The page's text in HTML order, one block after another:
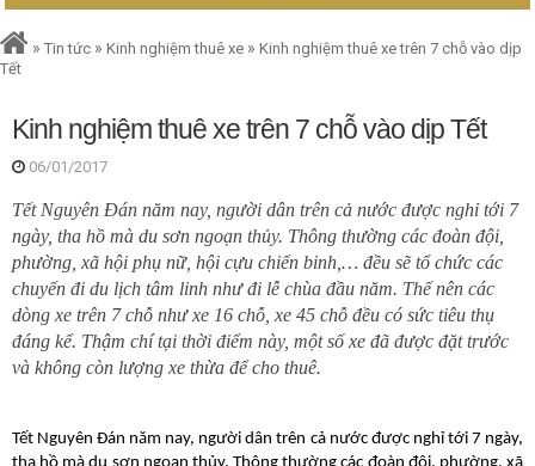
» Tin tức » Kinh nghiệm thuê xe » Kinh nghiệm thuê xe trên 7 chỗ vào dịp
Tết
Kinh nghiệm thuê xe trên 7 chỗ vào dịp Tết
06/01/2017
Tết Nguyên Đán năm nay, người dân trên cả nước được nghỉ tới 7
ngày, tha hồ mà du sơn ngoạn thủy. Thông thường các đoàn đội,
phường, xã hội phụ nữ, hội cựu chiến binh,… đều sẽ tổ chức các
chuyến đi du lịch tâm linh như đi lễ chùa đầu năm. Thế nên các
dòng xe trên 7 chỗ như xe 16 chỗ, xe 45 chỗ đều có sức tiêu thụ
đáng kể. Thậm chí tại thời điểm này, một số xe đã được đặt trước
và không còn lượng xe thừa để cho thuê.
Tết Nguyên Đán năm nay, người dân trên cả nước được nghỉ tới 7 ngày,